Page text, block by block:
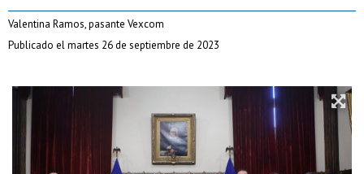
Valentina Ramos, pasante Vexcom
Publicado el martes 26 de septiembre de 2023